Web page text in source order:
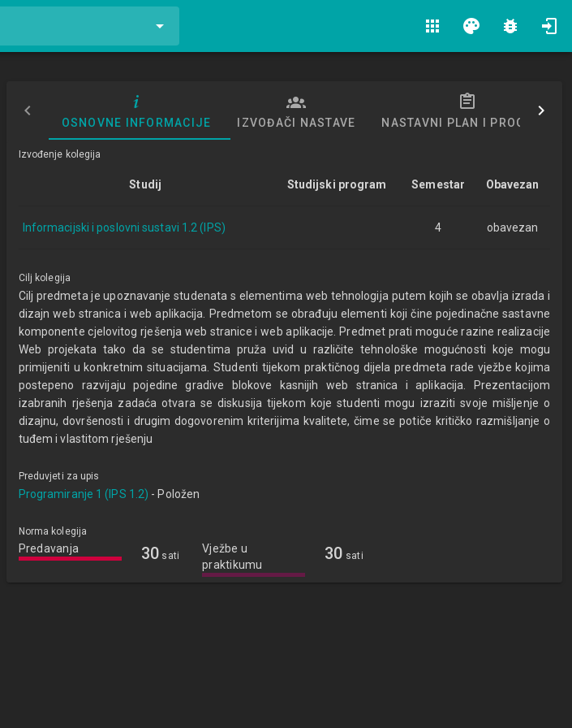
apps palette bug_report
OSNOVNE INFORMACIJE IZVOĐAČI NASTAVE NASTAVNI PLAN I PROGRAM
Izvođenje kolegija
Studij Studijski program Semestar Obavezan
Informacijski i poslovni sustavi 1.2 (IPS) 4 obavezan
Cilj kolegija
Cilj predmeta je upoznavanje studenata s elementima web tehnologija putem kojih se obavlja izrada i
dizajn web stranica i web aplikacija. Predmetom se obrađuju elementi koji čine pojedinačne sastavne
komponente cjelovitog rješenja web stranice i web aplikacije. Predmet prati moguće razine realizacije
Web projekata tako da se studentima pruža uvid u različite tehnološke mogućnosti koje mogu
primijeniti u konkretnim situacijama. Studenti tijekom praktičnog dijela predmeta rade vježbe kojima
postepeno razvijaju pojedine gradive blokove kasnijih web stranica i aplikacija. Prezentacijom
izabranih rješenja zadaća otvara se diskusija tijekom koje studenti mogu izraziti svoje mišljenje o
dizajnu, dovršenosti i drugim dogovorenim kriterijima kvalitete, čime se potiče kritičko razmišljanje o
tuđem i vlastitom rješenju
Preduvjeti za upis
Programiranje 1 (IPS 1.2) - Položen
Norma kolegija
Predavanja 30 sati
Vježbe u
praktikumu
30 sati